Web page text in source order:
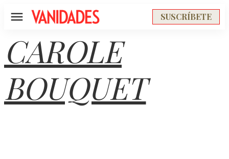
Menú SUSCRÍBETE
CAROLE
BOUQUET